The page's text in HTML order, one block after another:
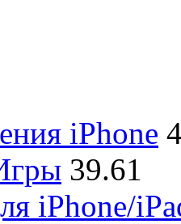
iPhone
39.61
iPhone/